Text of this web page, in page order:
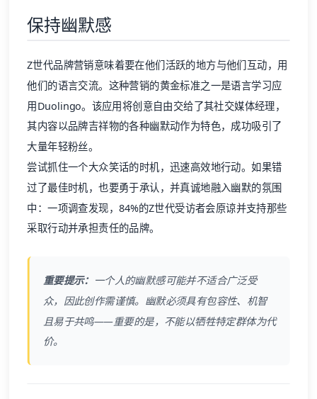
保持幽默感
Z世代品牌营销意味着要在他们活跃的地方与他们互动，用
他们的语言交流。这种营销的黄金标准之一是语言学习应
用Duolingo。该应用将创意自由交给了其社交媒体经理，
其内容以品牌吉祥物的各种幽默动作为特色，成功吸引了
大量年轻粉丝。
尝试抓住一个大众笑话的时机，迅速高效地行动。如果错
过了最佳时机，也要勇于承认，并真诚地融入幽默的氛围
中：一项调查发现，84%的Z世代受访者会原谅并支持那些
采取行动并承担责任的品牌。
重要提示： 一个人的幽默感可能并不适合广泛受
众，因此创作需谨慎。幽默必须具有包容性、机智
且易于共鸣——重要的是，不能以牺牲特定群体为代
价。